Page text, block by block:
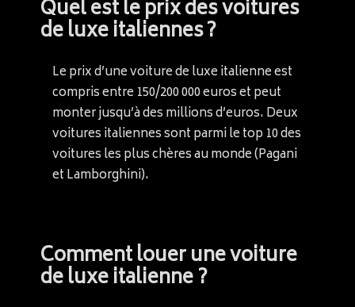
Quel est le prix des voitures
de luxe italiennes ?
Le prix d’une voiture de luxe italienne est
compris entre 150/200 000 euros et peut
monter jusqu’à des millions d’euros. Deux
voitures italiennes sont parmi le top 10 des
voitures les plus chères au monde (Pagani
et Lamborghini).
Comment louer une voiture
de luxe italienne ?